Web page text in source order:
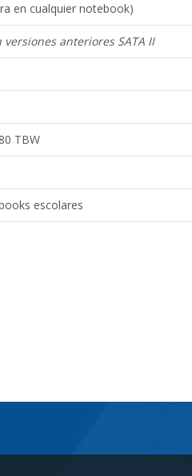
en cualquier notebook)
versiones anteriores SATA II
TBW
escolares